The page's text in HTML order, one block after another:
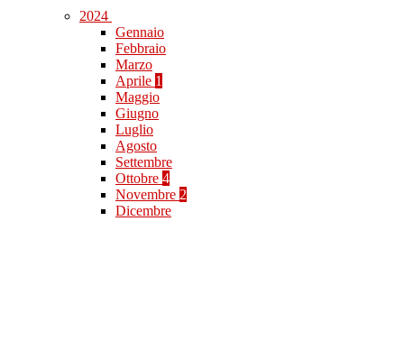
2024
Gennaio
Febbraio
Marzo
Aprile 1
Maggio
Giugno
Luglio
Agosto
Settembre
Ottobre 4
Novembre 2
Dicembre